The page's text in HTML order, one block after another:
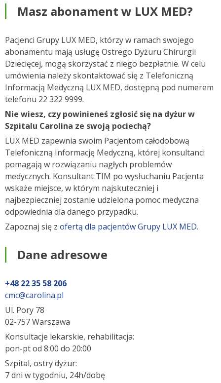
Masz abonament w LUX MED?
Pacjenci Grupy LUX MED, którzy w ramach swojego
abonamentu mają usługę Ostrego Dyżuru Chirurgii
Dziecięcej, mogą skorzystać z niego bezpłatnie. W celu
umówienia należy skontaktować się z Telefoniczną
Informacją Medyczną LUX MED, dostępną pod numerem
telefonu 22 322 9999.
Nie wiesz, czy powinieneś zgłosić się na dyżur w
Szpitalu Carolina ze swoją pociechą?
LUX MED zapewnia swoim Pacjentom całodobową
Telefoniczną Informację Medyczną, której konsultanci
pomagają w rozwiązaniu nagłych problemów
medycznych. Konsultant TIM po wysłuchaniu Pacjenta
wskaże miejsce, w którym najskuteczniej i
najbezpieczniej zostanie udzielona pomoc medyczna
odpowiednia dla danego przypadku.
Zapoznaj się z ofertą dla pacjentów Grupy LUX MED.
Dane adresowe
+48 22 35 58 206
cmc@carolina.pl
Ul. Pory 78
02-757 Warszawa
Konsultacje lekarskie, rehabilitacja:
pon-pt od 8:00 do 20:00
Szpital, ostry dyżur:
7 dni w tygodniu, 24h/dobę